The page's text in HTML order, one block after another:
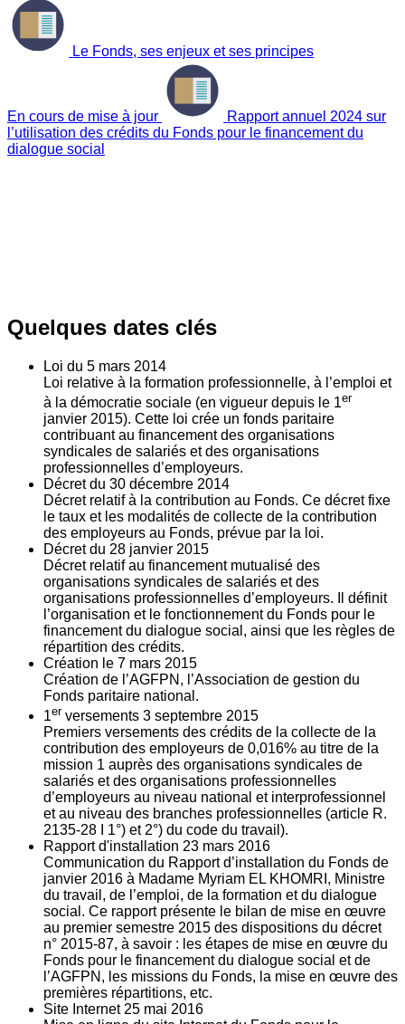
Le Fonds, ses enjeux et ses principes
En cours de mise à jour
Rapport annuel 2024 sur
l’utilisation des crédits du Fonds pour le financement du
dialogue social
Quelques dates clés
Loi du 5 mars 2014
Loi relative à la formation professionnelle, à l’emploi et
à la démocratie sociale (en vigueur depuis le 1er
janvier 2015). Cette loi crée un fonds paritaire
contribuant au financement des organisations
syndicales de salariés et des organisations
professionnelles d’employeurs.
Décret du 30 décembre 2014
Décret relatif à la contribution au Fonds. Ce décret fixe
le taux et les modalités de collecte de la contribution
des employeurs au Fonds, prévue par la loi.
Décret du 28 janvier 2015
Décret relatif au financement mutualisé des
organisations syndicales de salariés et des
organisations professionnelles d’employeurs. Il définit
l’organisation et le fonctionnement du Fonds pour le
financement du dialogue social, ainsi que les règles de
répartition des crédits.
Création le 7 mars 2015
Création de l’AGFPN, l’Association de gestion du
Fonds paritaire national.
1er versements 3 septembre 2015
Premiers versements des crédits de la collecte de la
contribution des employeurs de 0,016% au titre de la
mission 1 auprès des organisations syndicales de
salariés et des organisations professionnelles
d’employeurs au niveau national et interprofessionnel
et au niveau des branches professionnelles (article R.
2135‐28 I 1°) et 2°) du code du travail).
Rapport d'installation 23 mars 2016
Communication du Rapport d’installation du Fonds de
janvier 2016 à Madame Myriam EL KHOMRI, Ministre
du travail, de l’emploi, de la formation et du dialogue
social. Ce rapport présente le bilan de mise en œuvre
au premier semestre 2015 des dispositions du décret
n° 2015-87, à savoir : les étapes de mise en œuvre du
Fonds pour le financement du dialogue social et de
l’AGFPN, les missions du Fonds, la mise en œuvre des
premières répartitions, etc.
Site Internet 25 mai 2016